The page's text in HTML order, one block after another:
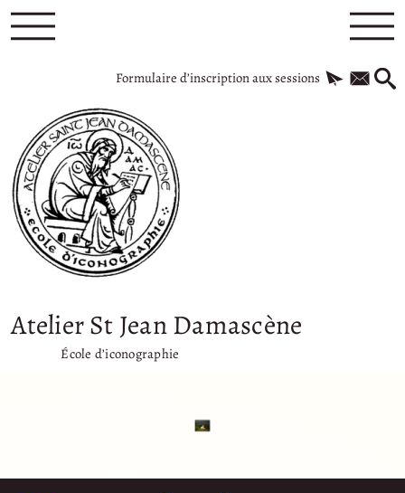
Formulaire d’inscription aux sessions
Atelier St Jean Damascène
École d’iconographie